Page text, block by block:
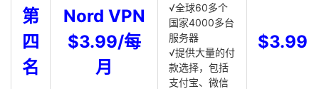
第
四
名
Nord VPN
$3.99/每
月
√全球60多个
国家4000多台
服务器
√提供大量的付
款选择，包括
支付宝、微信
$3.99